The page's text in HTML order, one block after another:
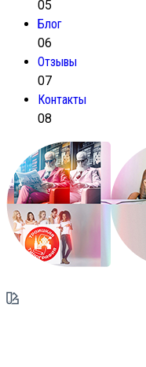
05
Блог
06
Отзывы
07
Контакты
08